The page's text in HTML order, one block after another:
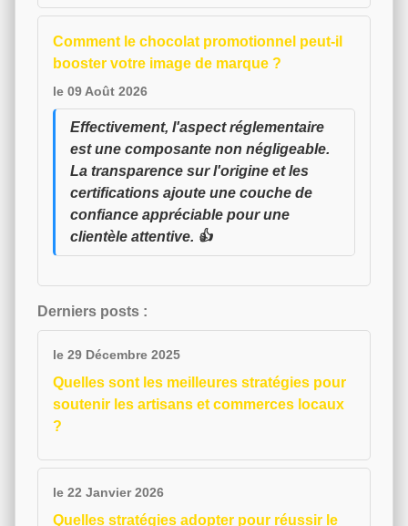
Comment le chocolat promotionnel peut-il
booster votre image de marque ?
le 09 Août 2026
Effectivement, l'aspect réglementaire
est une composante non négligeable.
La transparence sur l'origine et les
certifications ajoute une couche de
confiance appréciable pour une
clientèle attentive. 👍
Derniers posts :
le 29 Décembre 2025
Quelles sont les meilleures stratégies pour
soutenir les artisans et commerces locaux
?
le 22 Janvier 2026
Quelles stratégies adopter pour réussir le